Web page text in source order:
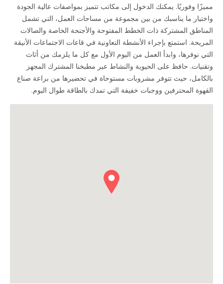
مميزًا وفوريًا. يمكنك الدخول إلى مكاتب تتميز بمواصفات عالية الجودة
واختيار ما يناسبك من بين مجموعة من مساحات العمل، التي تشمل
المناطق المشتركة ذات الخطط المفتوحة والأجنحة الخاصة والصالات
المريحة. استمتع بإجراء الأنشطة التعاونية في قاعات الاجتماعات الأنيقة
التي نوفرها، وابدأ العمل من اليوم الأول مع كل ما يلزمك من أثاث
وتقنيات. حافظ على الحيوية والنشاط عبر مطبخنا المشترك المجهز
بالكامل، حيث تتوفر مشروبات مستوحاة في تحضيرها من براعة صناع
القهوة المحترفين ووجبات خفيفة التي تمدك بالطاقة طوال اليوم.